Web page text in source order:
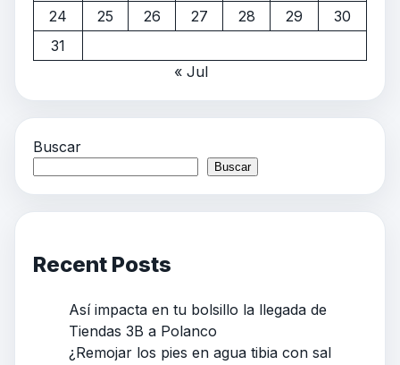
24
25 26 27 28 29
30
31
« Jul
Buscar
Buscar
Recent Posts
Así impacta en tu bolsillo la llegada de
Tiendas 3B a Polanco
¿Remojar los pies en agua tibia con sal